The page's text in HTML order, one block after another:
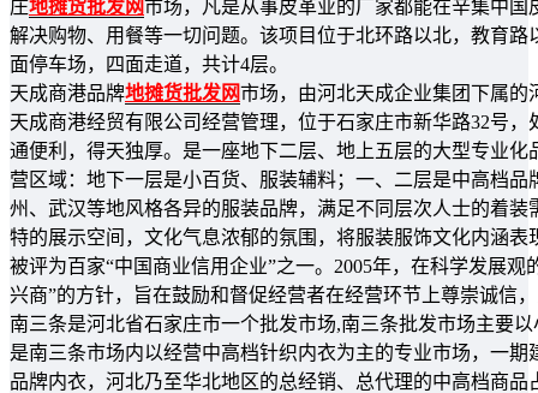
庄地摊货批发网市场，凡是从事皮革业的厂家都能在辛集中
解决购物、用餐等一切问题。该项目位于北环路以北，教育
面停车场，四面走道，共计4层。
天成商港品牌地摊货批发网市场，由河北天成企业集团下属
天成商港经贸有限公司经营管理，位于石家庄市新华路32号
通便利，得天独厚。是一座地下二层、地上五层的大型专业化
营区域：地下一层是小百货、服装辅料；一、二层是中高档
州、武汉等地风格各异的服装品牌，满足不同层次人士的着
特的展示空间，文化气息浓郁的氛围，将服装服饰文化内涵表
被评为百家“中国商业信用企业”之一。2005年，在科学发展
兴商”的方针，旨在鼓励和督促经营者在经营环节上尊崇诚信
南三条是河北省石家庄市一个批发市场,南三条批发市场主要
是南三条市场内以经营中高档针织内衣为主的专业市场，一
品牌内衣，河北乃至华北地区的总经销、总代理的中高档商